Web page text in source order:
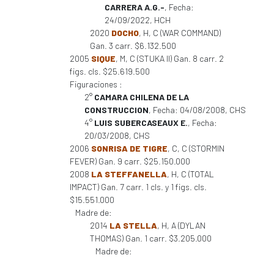
CARRERA A.G.-, Fecha:
24/09/2022, HCH
2020 DOCHO, H, C (WAR COMMAND)
Gan. 3 carr. $6.132.500
2005 SIQUE, M, C (STUKA II) Gan. 8 carr. 2
figs. cls. $25.619.500
Figuraciones :
2° CAMARA CHILENA DE LA
CONSTRUCCION, Fecha: 04/08/2008, CHS
4° LUIS SUBERCASEAUX E., Fecha:
20/03/2008, CHS
2006 SONRISA DE TIGRE, C, C (STORMIN
FEVER) Gan. 9 carr. $25.150.000
2008 LA STEFFANELLA, H, C (TOTAL
IMPACT) Gan. 7 carr. 1 cls. y 1 figs. cls.
$15.551.000
Madre de:
2014 LA STELLA, H, A (DYLAN
THOMAS) Gan. 1 carr. $3.205.000
Madre de: